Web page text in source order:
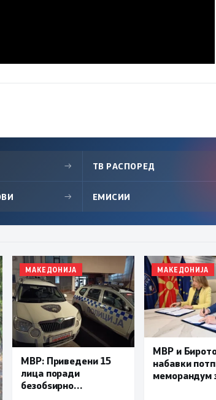
→ ТВ РАСПОРЕД
→ ЕМИСИИ
МАКЕДОНИЈА
МВР: Приведени 15
лица поради
безобѕирно
МАКЕДОНИЈА
МВР и
набавки
меморандум